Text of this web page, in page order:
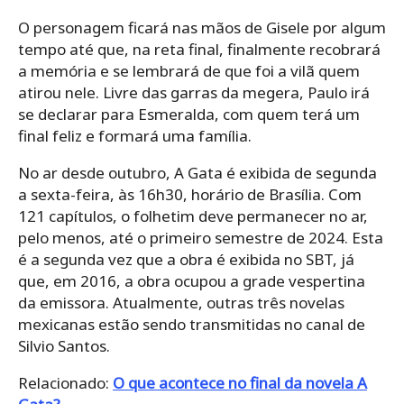
O personagem ficará nas mãos de Gisele por algum
tempo até que, na reta final, finalmente recobrará
a memória e se lembrará de que foi a vilã quem
atirou nele. Livre das garras da megera, Paulo irá
se declarar para Esmeralda, com quem terá um
final feliz e formará uma família.
No ar desde outubro, A Gata é exibida de segunda
a sexta-feira, às 16h30, horário de Brasília. Com
121 capítulos, o folhetim deve permanecer no ar,
pelo menos, até o primeiro semestre de 2024. Esta
é a segunda vez que a obra é exibida no SBT, já
que, em 2016, a obra ocupou a grade vespertina
da emissora. Atualmente, outras três novelas
mexicanas estão sendo transmitidas no canal de
Silvio Santos.
Relacionado: O que acontece no final da novela A